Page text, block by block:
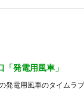
「発電用風車」
発電用風車のタイムラ